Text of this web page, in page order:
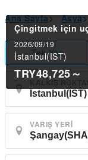
Ana Sayfa> Asya>
Tek Yön
KALKIŞ NOKTASI
VARIŞ YERI
Çingitmek için
2026/09/19
İstanbul(IST)
TRY48,725～